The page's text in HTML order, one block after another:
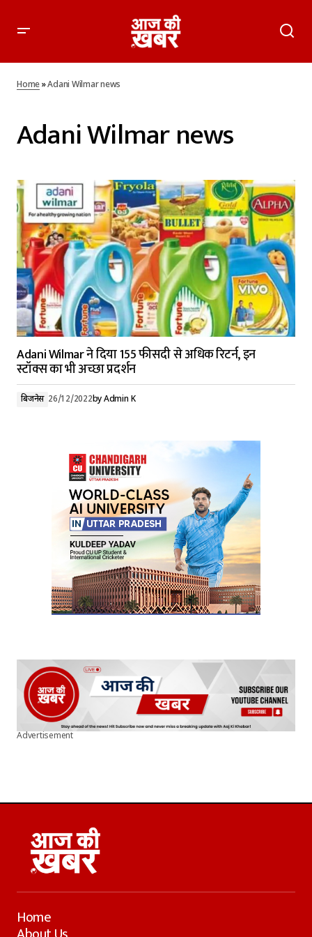
Home»Adani Wilmar news
Adani Wilmar news
Adani Wilmar ने दिया 155 फीसदी से अधिक रिटर्न, इन
स्टॉक्स का भी अच्छा प्रदर्शन
बिजनेस 26/12/2022byAdmin K
Advertisement
Home